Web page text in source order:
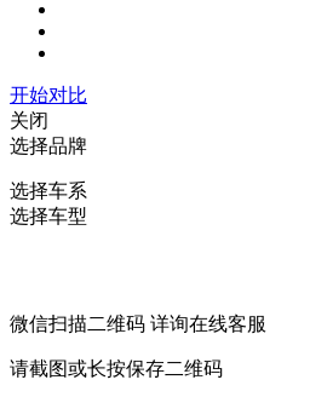
开始对比
关闭
选择品牌
选择车系
选择车型
微信扫描二维码 详询在线客服
请截图或长按保存二维码